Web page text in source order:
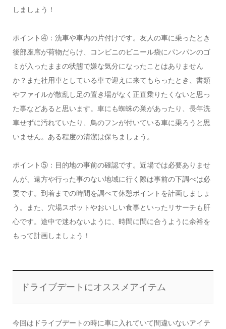
しましょう！
ポイント④：洗車や車内の片付けです。友人の車に乗ったとき
後部座席が荷物だらけ、コンビニのビニール袋にパンパンのゴ
ミが入ったままの状態で嫌な気分になったことはありません
か？また社用車としている車で迎えに来てもらったとき、書類
やファイルが散乱し足の置き場がなく正直乗りたくないと思っ
た事などあると思います。車にも蜘蛛の巣があったり、長年洗
車せずに汚れていたり、鳥のフンが付いている車に乗ろうと思
いません。ある程度の清潔は保ちましょう。
ポイント⑤：目的地の事前の確認です。近場では必要ありませ
んが、遠方や行った事のない地域に行く際は事前の下調べは必
要です。到着までの時間を調べて休憩ポイントを計画しましょ
う。また、穴場スポットやおいしい食事といったリサーチも肝
心です。途中で迷わないように、時間に間に合うように余裕を
もって計画しましょう！
ドライブデートにオススメアイテム
今回はドライブデートの時に車に入れていて間違いないアイテ